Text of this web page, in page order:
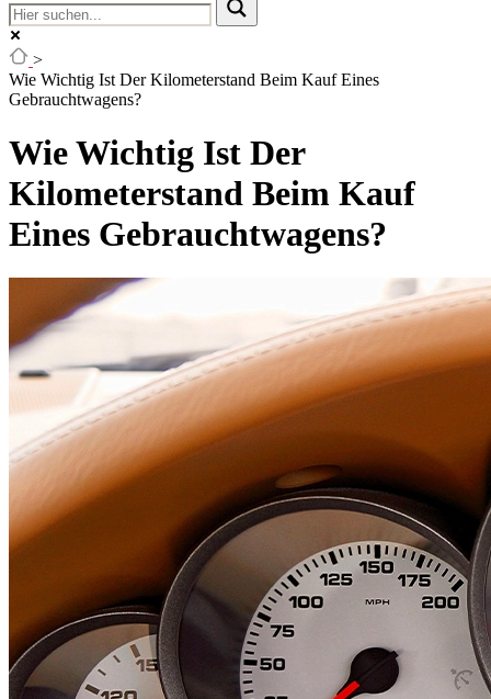
>
Wie Wichtig Ist Der Kilometerstand Beim Kauf Eines
Gebrauchtwagens?
Wie Wichtig Ist Der
Kilometerstand Beim Kauf
Eines Gebrauchtwagens?